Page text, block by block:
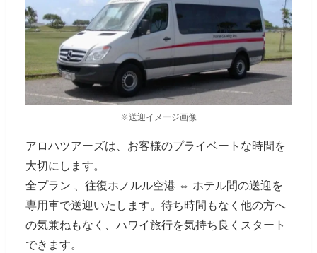
※送迎イメージ画像
アロハツアーズは、お客様のプライベートな時間を
大切にします。
全プラン 、往復ホノルル空港 ⇔ ホテル間の送迎を
専用車で送迎いたします。待ち時間もなく他の方へ
の気兼ねもなく、ハワイ旅行を気持ち良くスタート
できます。